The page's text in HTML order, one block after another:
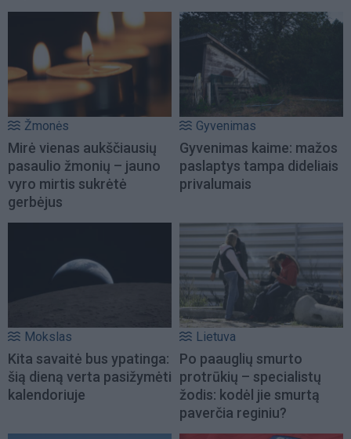
Žmonės
Mirė vienas aukščiausių
pasaulio žmonių – jauno
vyro mirtis sukrėtė
gerbėjus
Gyvenimas
Gyvenimas kaime: mažos
paslaptys tampa dideliais
privalumais
Mokslas
Kita savaitė bus ypatinga:
šią dieną verta pasižymėti
kalendoriuje
Lietuva
Po paauglių smurto
protrūkių – specialistų
žodis: kodėl jie smurtą
paverčia reginiu?